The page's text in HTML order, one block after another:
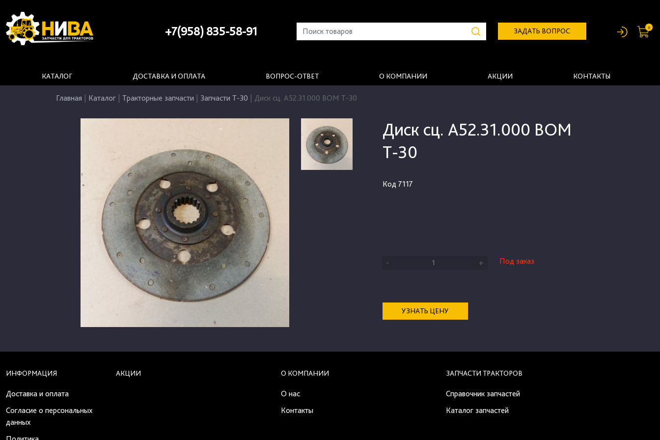
+7(958) 835-58-91 ЗАДАТЬ ВОПРОС 0
КАТАЛОГ ДОСТАВКА И ОПЛАТА ВОПРОС-ОТВЕТ О КОМПАНИИ АКЦИИ КОНТАКТЫ
Главная Каталог Тракторные запчасти Запчасти Т-30 Диск сц. А52.31.000 ВОМ Т-30
Диск сц. А52.31.000 ВОМ
Т-30
Код 7117
- + Под заказ
УЗНАТЬ ЦЕНУ
ИНФОРМАЦИЯ
Доставка и оплата
Согласие о персональных
данных
АКЦИИ О КОМПАНИИ
О нас
Контакты
ЗАПЧАСТИ ТРАКТОРОВ
Справочник запчастей
Каталог запчастей